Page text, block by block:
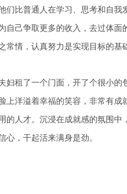
们比普通人在学习、思考和自
自己争取更多的收入，去过体
常情，认真努力是实现目标的基
租了一个门面，开了个很小的
上洋溢着幸福的笑容，非常有
的人才。沉浸在成就感的氛围
心，干起活来满身是劲。